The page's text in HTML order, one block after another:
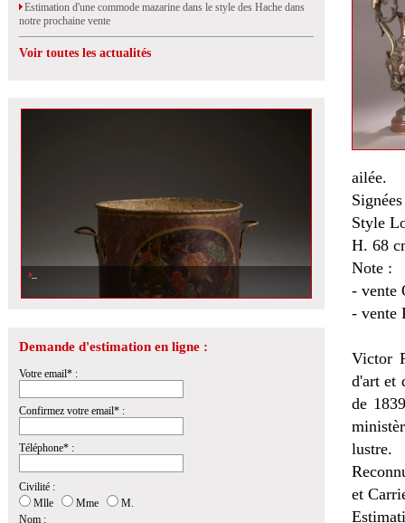
Estimation d'une commode mazarine dans le style des Hache dans
notre prochaine vente
Voir toutes les actualités
Demande d'estimation en ligne :
Votre email* :
Confirmez votre email* :
Téléphone* :
Civilité :
Mlle
Mme
M.
Nom :
ailée.
Style
H. 68
Note :
- vente
- vente
Victor
d'art et
de
lustre.
et